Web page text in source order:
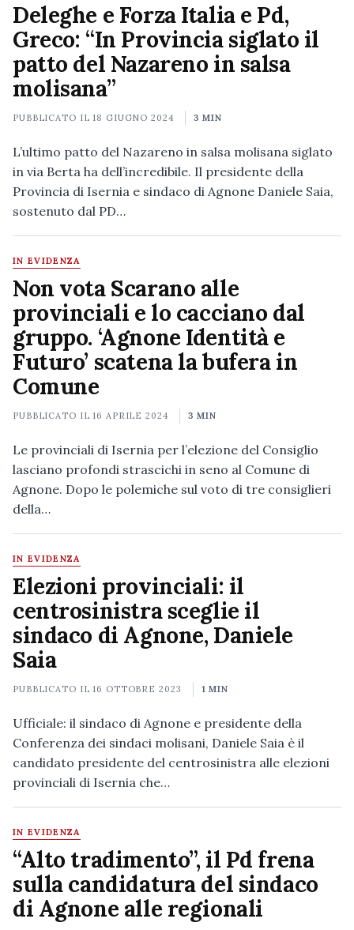
Deleghe e Forza Italia e Pd,
Greco: “In Provincia siglato il
patto del Nazareno in salsa
molisana”
PUBBLICATO IL18 GIUGNO 2024 3 MIN
L’ultimo patto del Nazareno in salsa molisana siglato
in via Berta ha dell’incredibile. Il presidente della
Provincia di Isernia e sindaco di Agnone Daniele Saia,
sostenuto dal PD…
IN EVIDENZA
Non vota Scarano alle
provinciali e lo cacciano dal
gruppo. ‘Agnone Identità e
Futuro’ scatena la bufera in
Comune
PUBBLICATO IL16 APRILE 2024 3 MIN
Le provinciali di Isernia per l’elezione del Consiglio
lasciano profondi strascichi in seno al Comune di
Agnone. Dopo le polemiche sul voto di tre consiglieri
della…
IN EVIDENZA
Elezioni provinciali: il
centrosinistra sceglie il
sindaco di Agnone, Daniele
Saia
PUBBLICATO IL16 OTTOBRE 2023 1 MIN
Ufficiale: il sindaco di Agnone e presidente della
Conferenza dei sindaci molisani, Daniele Saia è il
candidato presidente del centrosinistra alle elezioni
provinciali di Isernia che…
IN EVIDENZA
“Alto tradimento”, il Pd frena
sulla candidatura del sindaco
di Agnone alle regionali